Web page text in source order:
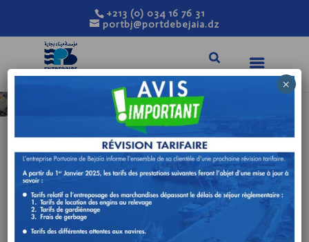
+213 (0) 034 16 76 31
portbj@portdebejaia.dz
NOS PARTENAIRES
Consignataires
×